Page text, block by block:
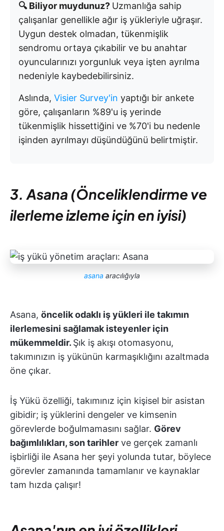
🔍 Biliyor muydunuz? Uzmanlığa sahip
çalışanlar genellikle ağır iş yükleriyle uğraşır.
Uygun destek olmadan, tükenmişlik
sendromu ortaya çıkabilir ve bu anahtar
oyuncularınızı yorgunluk veya işten ayrılma
nedeniyle kaybedebilirsiniz.
Aslında, Visier Survey'in yaptığı bir ankete
göre, çalışanların %89'u iş yerinde
tükenmişlik hissettiğini ve %70'i bu nedenle
işinden ayrılmayı düşündüğünü belirtmiştir.
3. Asana (Önceliklendirme ve
ilerleme izleme için en iyisi)
asana aracılığıyla
Asana, öncelik odaklı iş yükleri ile takımın
ilerlemesini sağlamak isteyenler için
mükemmeldir. Şık iş akışı otomasyonu,
takımınızın iş yükünün karmaşıklığını azaltmada
öne çıkar.
İş Yükü özelliği, takımınız için kişisel bir asistan
gibidir; iş yüklerini dengeler ve kimsenin
görevlerde boğulmamasını sağlar. Görev
bağımlılıkları, son tarihler ve gerçek zamanlı
işbirliği ile Asana her şeyi yolunda tutar, böylece
görevler zamanında tamamlanır ve kaynaklar
tam hızda çalışır!